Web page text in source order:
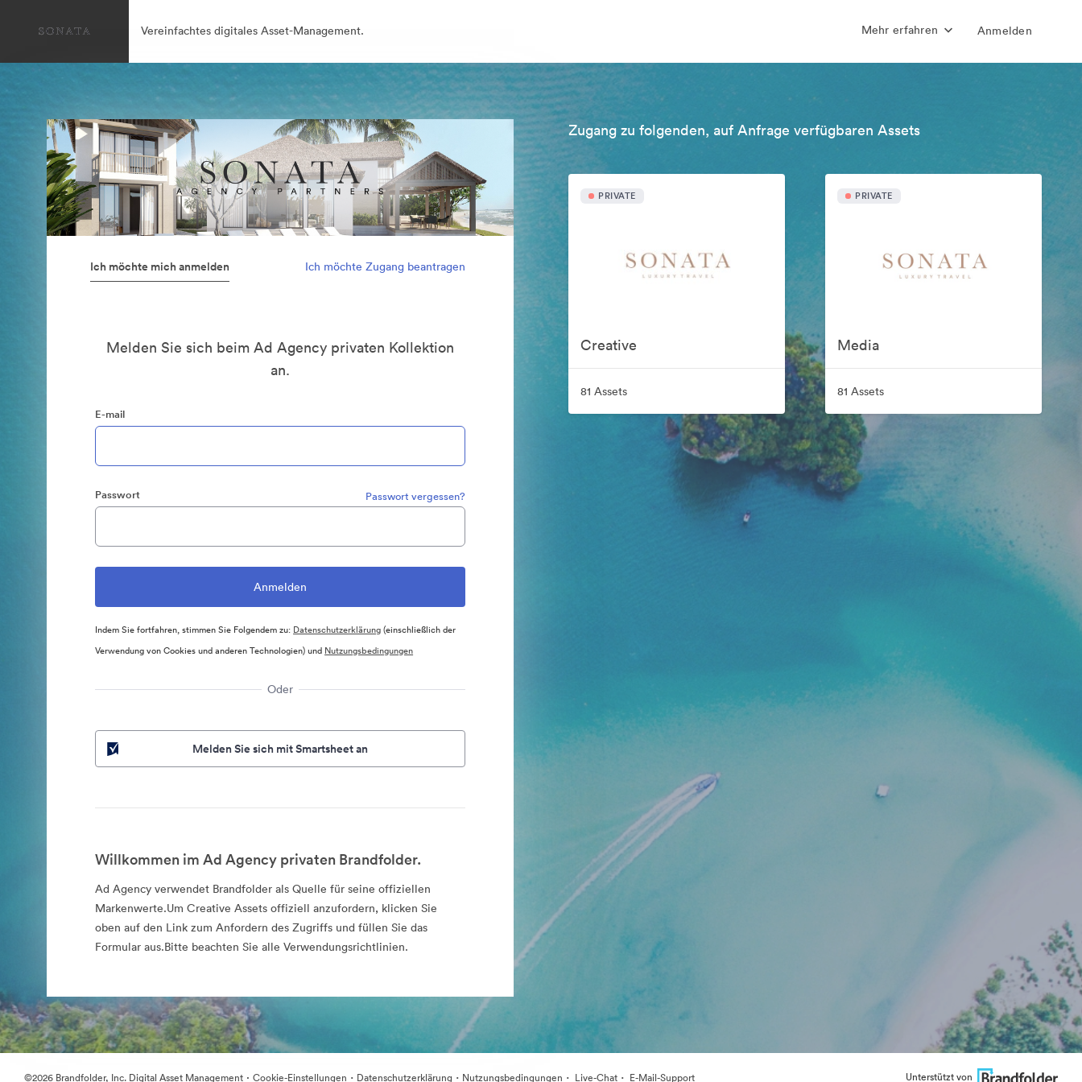
Vereinfachtes digitales Asset-Management. Mehr erfahren Anmelden
Ich möchte mich anmelden Ich möchte Zugang beantragen
Melden Sie sich beim Ad Agency privaten Kollektion
an.
E-mail
Passwort Passwort vergessen?
Indem Sie fortfahren, stimmen Sie Folgendem zu: Datenschutzerklärung(einschließlich der
Verwendung von Cookies und anderen Technologien) und Nutzungsbedingungen
Oder
Melden Sie sich mit Smartsheet an
Willkommen im Ad Agency privaten Brandfolder.
Ad Agency verwendet Brandfolder als Quelle für seine offiziellen
Markenwerte.Um Creative Assets offiziell anzufordern, klicken Sie
oben auf den Link zum Anfordern des Zugriffs und füllen Sie das
Formular aus.Bitte beachten Sie alle Verwendungsrichtlinien.
Zugang zu folgenden, auf Anfrage verfügbaren Assets
PRIVATE
Creative
81 Assets
PRIVATE
Media
81 Assets
©2026 Brandfolder, Inc. Digital Asset Management · Cookie-Einstellungen · Datenschutzerklärung · Nutzungsbedingungen · Live-Chat · E-Mail-Support Unterstützt von